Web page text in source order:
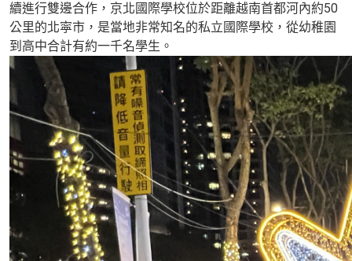
續進行雙邊合作，京北國際學校位於距離越南首都河內約50
公里的北寜市，是當地非常知名的私立國際學校，從幼稚園
到高中合計有約一千名學生。